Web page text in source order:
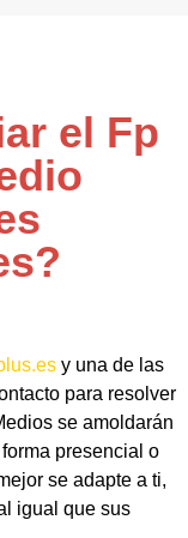
el Fp
y una de las
para resolver
se amoldarán
presencial o
se adapte a ti,
igual que sus